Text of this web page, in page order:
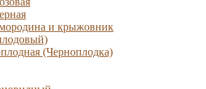
и крыжовник
(Черноплодка)